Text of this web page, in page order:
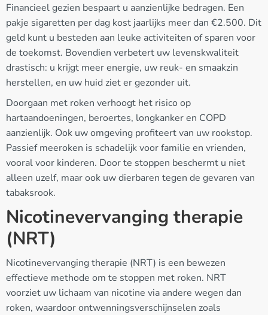
Financieel gezien bespaart u aanzienlijke bedragen. Een
pakje sigaretten per dag kost jaarlijks meer dan €2.500. Dit
geld kunt u besteden aan leuke activiteiten of sparen voor
de toekomst. Bovendien verbetert uw levenskwaliteit
drastisch: u krijgt meer energie, uw reuk- en smaakzin
herstellen, en uw huid ziet er gezonder uit.
Doorgaan met roken verhoogt het risico op
hartaandoeningen, beroertes, longkanker en COPD
aanzienlijk. Ook uw omgeving profiteert van uw rookstop.
Passief meeroken is schadelijk voor familie en vrienden,
vooral voor kinderen. Door te stoppen beschermt u niet
alleen uzelf, maar ook uw dierbaren tegen de gevaren van
tabaksrook.
Nicotinevervanging therapie
(NRT)
Nicotinevervanging therapie (NRT) is een bewezen
effectieve methode om te stoppen met roken. NRT
voorziet uw lichaam van nicotine via andere wegen dan
roken, waardoor ontwenningsverschijnselen zoals